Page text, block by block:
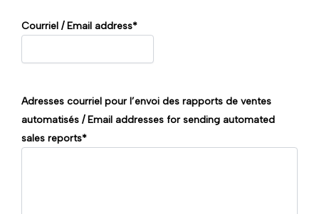
Courriel / Email address*
Adresses courriel pour l’envoi des rapports de ventes
automatisés / Email addresses for sending automated
sales reports*